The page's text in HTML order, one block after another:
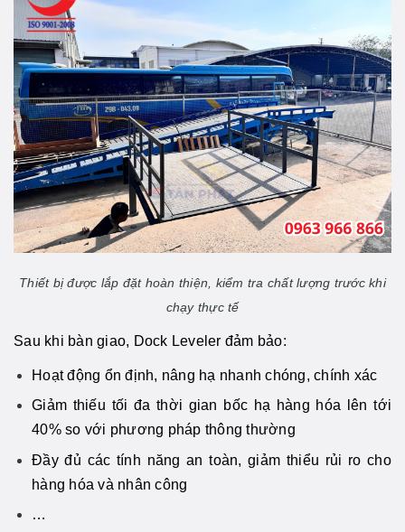
Thiết bị được lắp đặt hoàn thiện, kiểm tra chất lượng trước khi
chạy thực tế
Sau khi bàn giao, Dock Leveler đảm bảo:
Hoạt động ổn định, nâng hạ nhanh chóng, chính xác
Giảm thiếu tối đa thời gian bốc hạ hàng hóa lên tới
40% so với phương pháp thông thường
Đầy đủ các tính năng an toàn, giảm thiểu rủi ro cho
hàng hóa và nhân công
…